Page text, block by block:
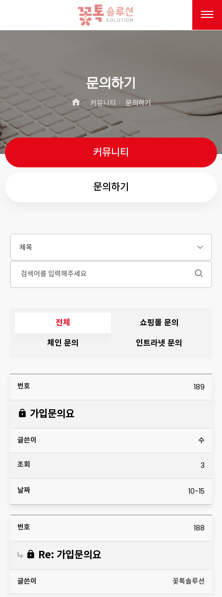
문의하기
커뮤니티 문의하기
커뮤니티
문의하기
전체 쇼핑몰 문의
체인 문의 인트라넷 문의
호
제
목
글
회짜
189
가입문의요
수
3
10-15
188
Re: 가입문의요
꽃톡솔루션